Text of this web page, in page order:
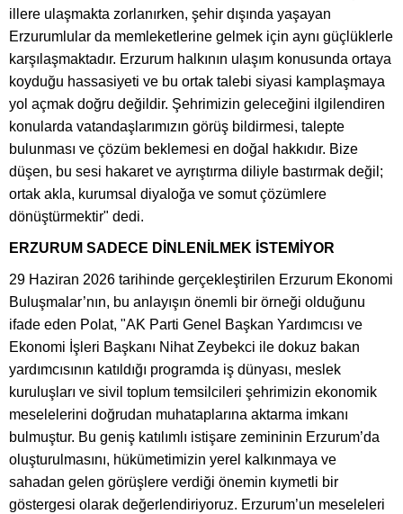
illere ulaşmakta zorlanırken, şehir dışında yaşayan
Erzurumlular da memleketlerine gelmek için aynı güçlüklerle
karşılaşmaktadır. Erzurum halkının ulaşım konusunda ortaya
koyduğu hassasiyeti ve bu ortak talebi siyasi kamplaşmaya
yol açmak doğru değildir. Şehrimizin geleceğini ilgilendiren
konularda vatandaşlarımızın görüş bildirmesi, talepte
bulunması ve çözüm beklemesi en doğal hakkıdır. Bize
düşen, bu sesi hakaret ve ayrıştırma diliyle bastırmak değil;
ortak akla, kurumsal diyaloğa ve somut çözümlere
dönüştürmektir" dedi.
ERZURUM SADECE DİNLENİLMEK İSTEMİYOR
29 Haziran 2026 tarihinde gerçekleştirilen Erzurum Ekonomi
Buluşmalar’nın, bu anlayışın önemli bir örneği olduğunu
ifade eden Polat, "AK Parti Genel Başkan Yardımcısı ve
Ekonomi İşleri Başkanı Nihat Zeybekci ile dokuz bakan
yardımcısının katıldığı programda iş dünyası, meslek
kuruluşları ve sivil toplum temsilcileri şehrimizin ekonomik
meselelerini doğrudan muhataplarına aktarma imkanı
bulmuştur. Bu geniş katılımlı istişare zemininin Erzurum’da
oluşturulmasını, hükümetimizin yerel kalkınmaya ve
sahadan gelen görüşlere verdiği önemin kıymetli bir
göstergesi olarak değerlendiriyoruz. Erzurum’un meseleleri